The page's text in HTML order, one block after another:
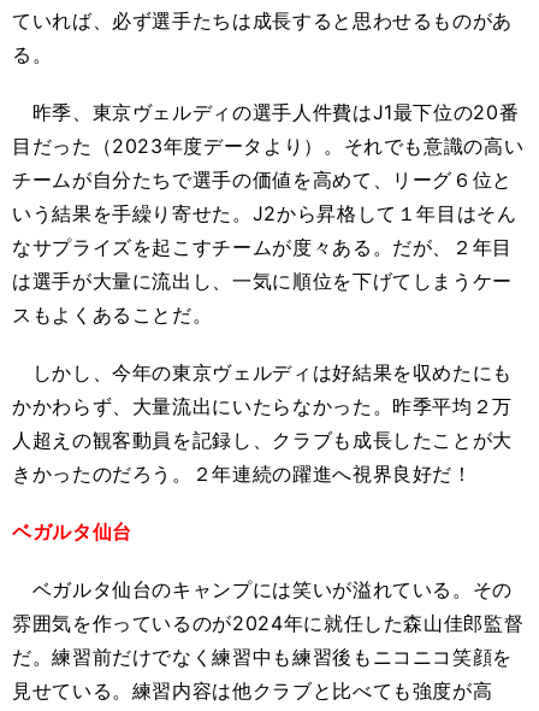
ていれば、必ず選手たちは成長すると思わせるものがあ
る。
昨季、東京ヴェルディの選手人件費はJ1最下位の20番
目だった（2023年度データより）。それでも意識の高い
チームが自分たちで選手の価値を高めて、リーグ６位と
いう結果を手繰り寄せた。J2から昇格して１年目はそん
なサプライズを起こすチームが度々ある。だが、２年目
は選手が大量に流出し、一気に順位を下げてしまうケー
スもよくあることだ。
しかし、今年の東京ヴェルディは好結果を収めたにも
かかわらず、大量流出にいたらなかった。昨季平均２万
人超えの観客動員を記録し、クラブも成長したことが大
きかったのだろう。２年連続の躍進へ視界良好だ！
ベガルタ仙台
ベガルタ仙台のキャンプには笑いが溢れている。その
雰囲気を作っているのが2024年に就任した森山佳郎監督
だ。練習前だけでなく練習中も練習後もニコニコ笑顔を
見せている。練習内容は他クラブと比べても強度が高